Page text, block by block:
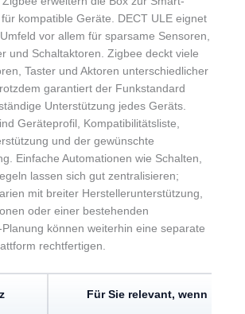
kompatible Geräte. DECT ULE eignet
vor allem für sparsame Sensoren,
und Schaltaktoren. Zigbee deckt viele
Taster und Aktoren unterschiedlicher
garantiert der Funkstandard
Unterstützung jedes Geräts.
Geräteprofil, Kompatibilitätsliste,
und der gewünschte
Einfache Automationen wie Schalten,
lassen sich gut zentralisieren;
mit breiter Herstellerunterstützung,
oder einer bestehenden
können weiterhin eine separate
rechtfertigen.
Für Sie relevant, wenn